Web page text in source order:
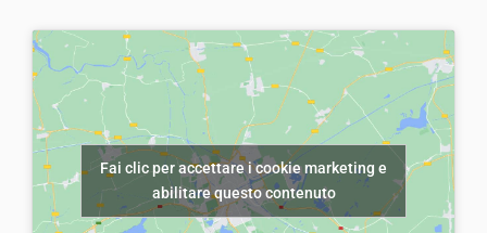
Fai clic per accettare i cookie marketing e
abilitare questo contenuto